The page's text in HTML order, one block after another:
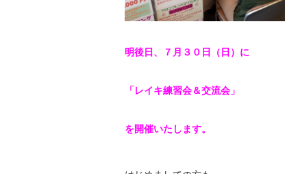
明後日、７月３０日（日）に
「レイキ練習会＆交流会」
を開催いたします。